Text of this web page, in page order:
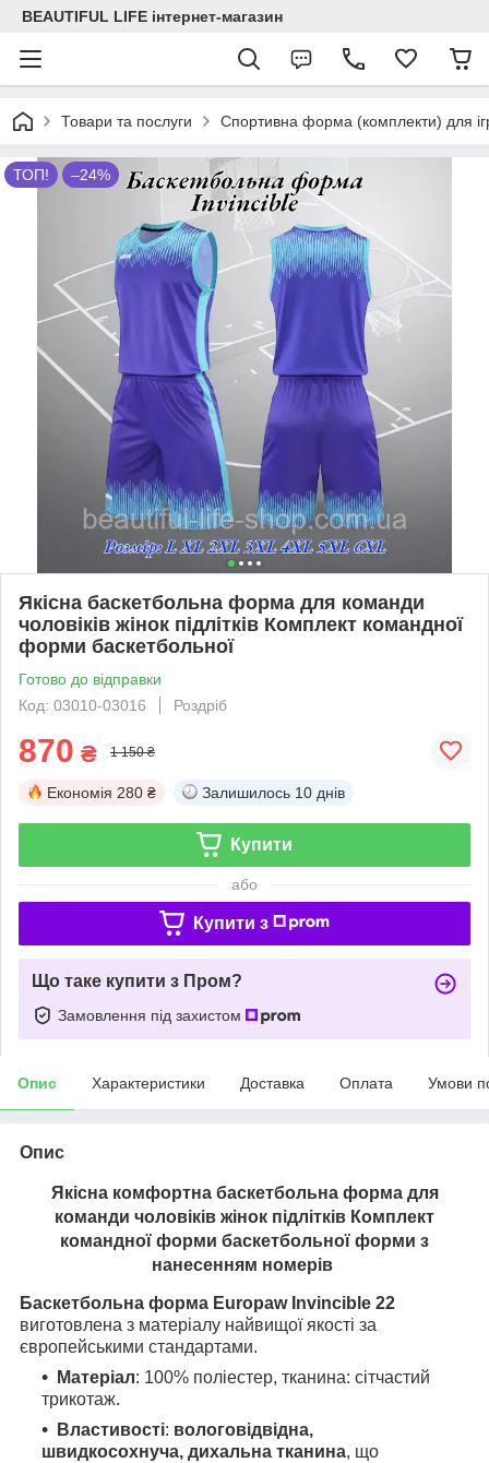
BEAUTIFUL LIFE інтернет-магазин
Товари та послуги Спортивна форма (комплекти) для
ТОП! –24%
Якісна баскетбольна форма для команди
чоловіків жінок підлітків Комплект командної
форми баскетбольної
Готово до відправки
Код: 03010-03016
Роздріб
870 ₴ 1 150 ₴
Економія 280 ₴ Залишилось 10 днів
Купити
або
Купити з
Що таке купити з Пром?
Замовлення під захистом
Опис Характеристики Доставка Оплата Умови
Опис
Якісна комфортна баскетбольна формадля
команди чоловіків жінок підлітків Комплект
командної форми баскетбольної форми з
нанесенням номерів
Баскетбольна форма Europaw Invincible 22
виготовлена з матеріалу найвищої якості за
європейськими стандартами.
Матеріал: 100% поліестер, тканина: сітчастий
трикотаж.
Властивості: вологовідвідна,
швидкосохнуча, дихальна тканина, що